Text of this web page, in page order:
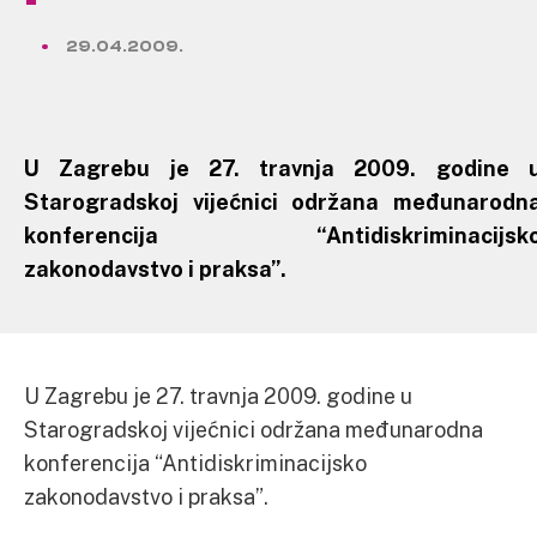
29.04.2009.
U Zagrebu je 27. travnja 2009. godine
Starogradskoj vijećnici održana
konferencija
zakonodavstvo i praksa”.
U Zagrebu je 27. travnja 2009. godine u
Starogradskoj vijećnici održana međunarodna
konferencija “Antidiskriminacijsko
zakonodavstvo i praksa”.